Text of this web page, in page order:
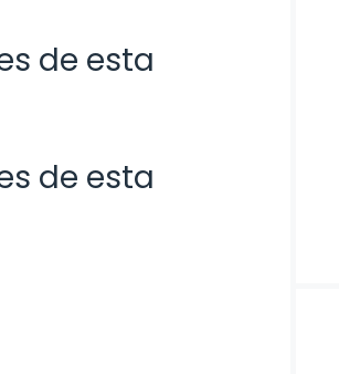
de esta
de esta